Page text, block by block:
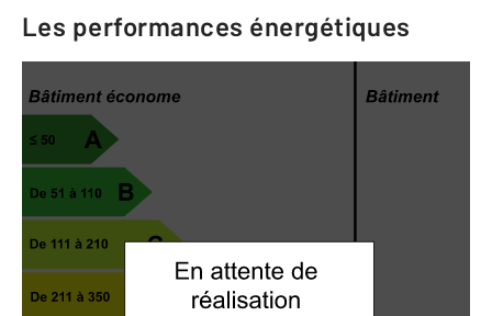
Les performances énergétiques